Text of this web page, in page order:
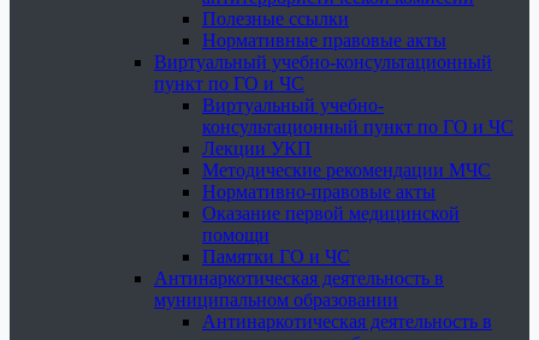
Полезные ссылки
Нормативные правовые акты
Виртуальный учебно-консультационный
пункт по ГО и ЧС
Виртуальный учебно-
консультационный пункт по ГО и ЧС
Лекции УКП
Методические рекомендации МЧС
Нормативно-правовые акты
Оказание первой медицинской
помощи
Памятки ГО и ЧС
Антинаркотическая деятельность в
муниципальном образовании
Антинаркотическая деятельность в